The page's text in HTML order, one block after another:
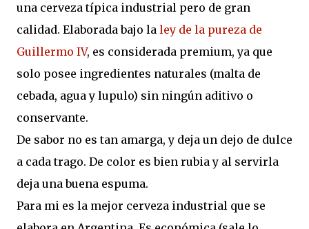
una cerveza típica industrial pero de gran
calidad. Elaborada bajo la ley de la pureza de
Guillermo IV, es considerada premium, ya que
solo posee ingredientes naturales (malta de
cebada, agua y lupulo) sin ningún aditivo o
conservante.
De sabor no es tan amarga, y deja un dejo de dulce
a cada trago. De color es bien rubia y al servirla
deja una buena espuma.
Para mi es la mejor cerveza industrial que se